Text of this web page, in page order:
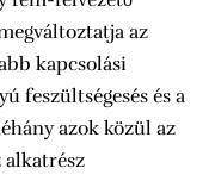
az
kapcsolási
feszültségesés és a
azok közül az
alkatrész